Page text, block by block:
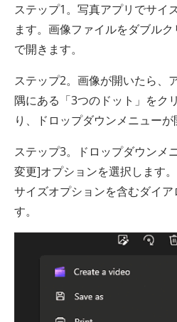
ステップ1。写真アプリでサイ
ます。画像ファイルをダブル
で開きます。
ステップ2。画像が開いたら、
隅にある「3つのドット」をク
り、ドロップダウンメニューが
ステップ3。ドロップダウンメ
変更]オプションを選択します
サイズオプションを含むダイ
す。